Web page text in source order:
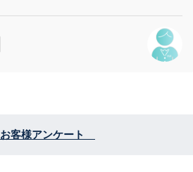
お客様アンケート